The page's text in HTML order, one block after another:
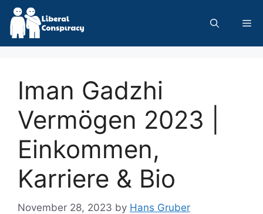
Skip
content
Iman Gadzhi
Vermögen 2023 |
Einkommen,
Karriere & Bio
November 28, 2023 by Hans Gruber